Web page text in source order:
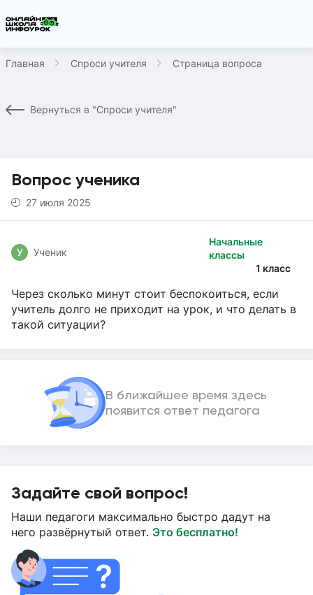
Главная Спроси учителя Страница вопроса
Вернуться в "Спроси учителя"
Вопрос ученика
27 июля 2025
Начальные
классы
1 класс
У Ученик
Через сколько минут стоит беспокоиться, если
учитель долго не приходит на урок, и что делать в
такой ситуации?
В ближайшее время здесь
появится ответ педагога
Задайте свой вопрос!
Наши педагоги максимально быстро дадут на
него развёрнутый ответ. Это бесплатно!